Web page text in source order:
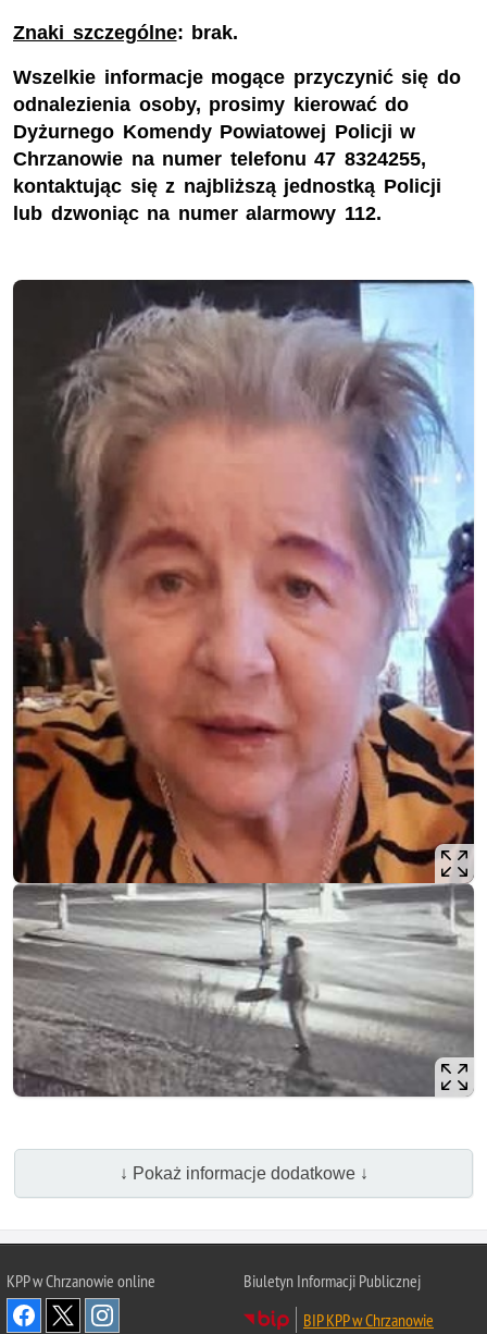
Znaki szczególne: brak.
Wszelkie informacje mogące przyczynić się do
odnalezienia osoby, prosimy kierować do
Dyżurnego Komendy Powiatowej Policji w
Chrzanowie na numer telefonu 47 8324255,
kontaktując się z najbliższą jednostką Policji
lub dzwoniąc na numer alarmowy 112.
↓ Pokaż informacje dodatkowe ↓
KPP w Chrzanowie online
Biuletyn Informacji Publicznej
BIP KPP w Chrzanowie